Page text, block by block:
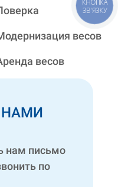
весов
весов
НАМИ
нам письмо
по
КНОПКА
ЗВ'ЯЗКУ